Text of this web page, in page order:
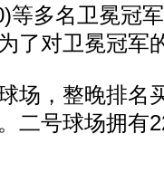
等多名卫冕冠
了对卫冕冠军
，整晚排名
二号球场拥有